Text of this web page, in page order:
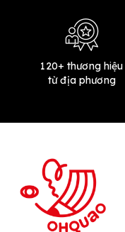
120+ thương hiệu
từ địa phương